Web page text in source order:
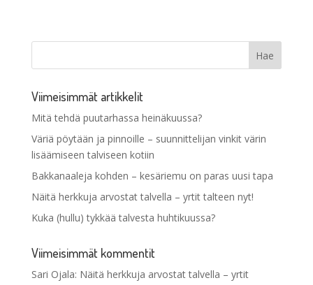
Viimeisimmät artikkelit
Mitä tehdä puutarhassa heinäkuussa?
Väriä pöytään ja pinnoille – suunnittelijan vinkit värin
lisäämiseen talviseen kotiin
Bakkanaaleja kohden – kesäriemu on paras uusi tapa
Näitä herkkuja arvostat talvella – yrtit talteen nyt!
Kuka (hullu) tykkää talvesta huhtikuussa?
Viimeisimmät kommentit
Sari Ojala: Näitä herkkuja arvostat talvella – yrtit